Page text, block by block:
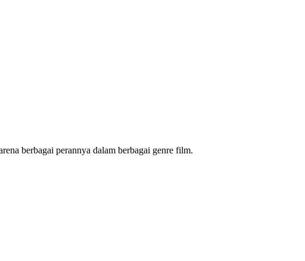
berbagai perannya dalam berbagai genre film.